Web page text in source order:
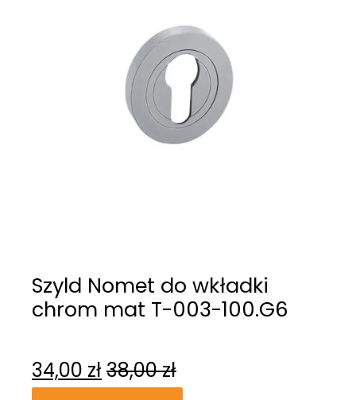
Szyld Nomet do wkładki
chrom mat T-003-100.G6
34,00 zł 38,00zł